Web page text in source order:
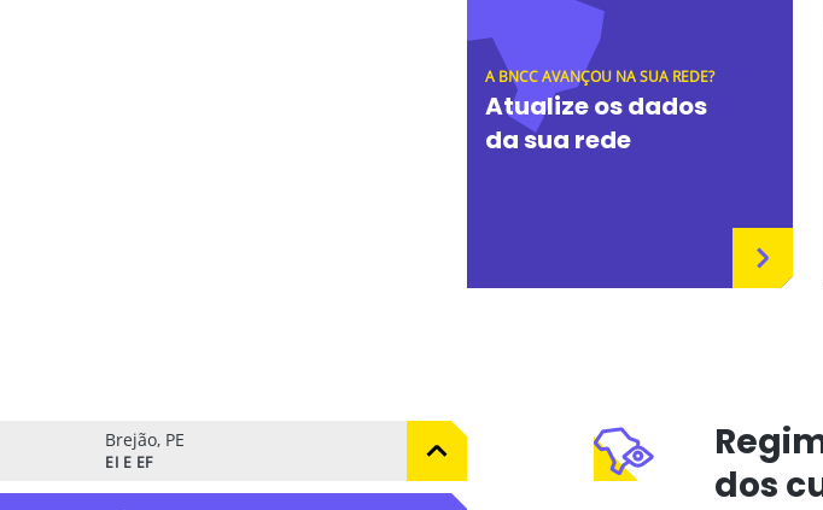
A BNCC AVANÇOU NA SUA REDE?
Atualize os dados
da sua rede
Brejão, PE
EI E EF
dos